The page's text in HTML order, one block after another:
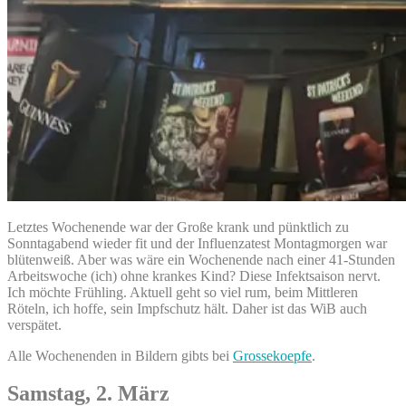
Letztes Wochenende war der Große krank und pünktlich zu
Sonntagabend wieder fit und der Influenzatest Montagmorgen war
blütenweiß. Aber was wäre ein Wochenende nach einer 41-Stunden
Arbeitswoche (ich) ohne krankes Kind? Diese Infektsaison nervt.
Ich möchte Frühling. Aktuell geht so viel rum, beim Mittleren
Röteln, ich hoffe, sein Impfschutz hält. Daher ist das WiB auch
verspätet.
Alle Wochenenden in Bildern gibts bei Grossekoepfe.
Samstag, 2. März